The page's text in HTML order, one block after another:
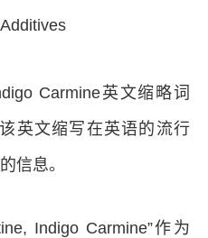
Carmine英文缩略词
英文缩写在英语的流行
信息。
Indigo Carmine”作为